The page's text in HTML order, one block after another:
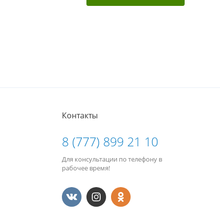
Контакты
8 (777) 899 21 10
Для консультации по телефону в
рабочее время!